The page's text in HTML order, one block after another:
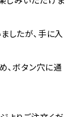
したが、手に入
、ボタン穴に通